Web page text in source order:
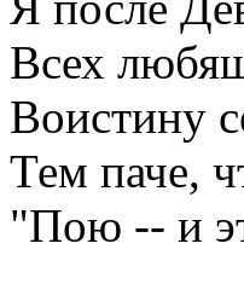
Всех
Воистину
Тем паче,
"Пою -- и